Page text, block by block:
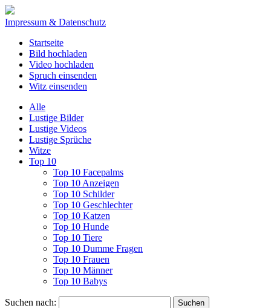
Impressum & Datenschutz
Startseite
Bild hochladen
Video hochladen
Spruch einsenden
Witz einsenden
Alle
Lustige Bilder
Lustige Videos
Lustige Sprüche
Witze
Top 10
Top 10 Facepalms
Top 10 Anzeigen
Top 10 Schilder
Top 10 Geschlechter
Top 10 Katzen
Top 10 Hunde
Top 10 Tiere
Top 10 Dumme Fragen
Top 10 Frauen
Top 10 Männer
Top 10 Babys
Suchen nach: